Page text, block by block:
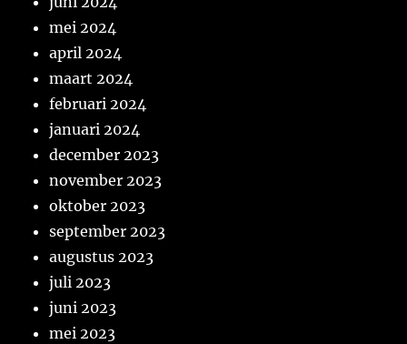
mei 2024
april 2024
maart 2024
februari 2024
januari 2024
december 2023
november 2023
oktober 2023
september 2023
augustus 2023
juli 2023
juni 2023
mei 2023